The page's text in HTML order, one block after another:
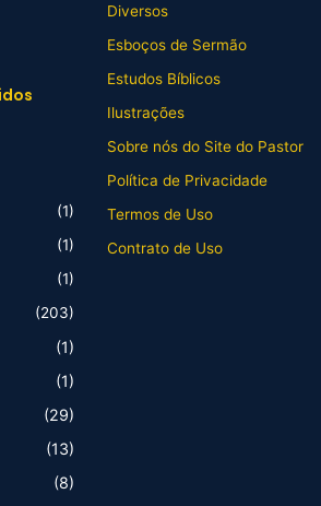
(1)
(1)
(1)
(203)
(1)
(1)
(29)
(13)
(8)
Diversos
Esboços de Sermão
Estudos Bíblicos
Ilustrações
Sobre nós do Site do Pastor
Política de Privacidade
Termos de Uso
Contrato de Uso